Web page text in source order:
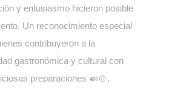
y entusiasmo hicieron posible
Un reconocimiento especial
contribuyeron a la
gastronómica y cultural con
preparaciones 🍛🍲,